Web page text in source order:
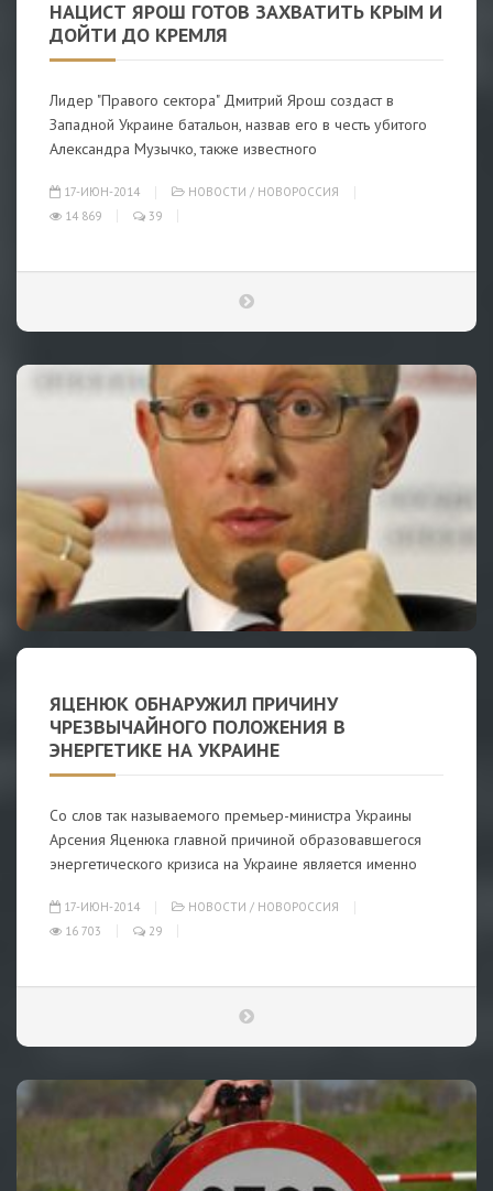
НАЦИСТ ЯРОШ ГОТОВ ЗАХВАТИТЬ КРЫМ И
ДОЙТИ ДО КРЕМЛЯ
Лидер "Правого сектора" Дмитрий Ярош создаст в
Западной Украине батальон, назвав его в честь убитого
Александра Музычко, также известного
17-ИЮН-2014 НОВОСТИ / НОВОРОССИЯ
14 869
39
ЯЦЕНЮК ОБНАРУЖИЛ ПРИЧИНУ
ЧРЕЗВЫЧАЙНОГО ПОЛОЖЕНИЯ В
ЭНЕРГЕТИКЕ НА УКРАИНЕ
Со слов так называемого премьер-министра Украины
Арсения Яценюка главной причиной образовавшегося
энергетического кризиса на Украине является именно
17-ИЮН-2014 НОВОСТИ / НОВОРОССИЯ
16 703
29